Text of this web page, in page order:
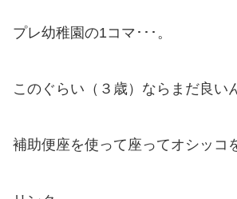
プレ幼稚園の1コマ･･･。
このぐらい（３歳）ならまだ良い
補助便座を使って座ってオシッコ